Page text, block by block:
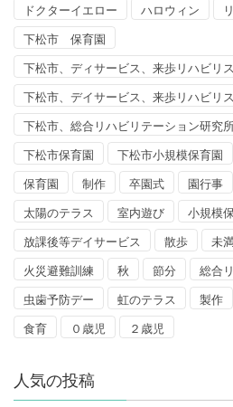
ドクターイエロー
ハロウィン
下松市 保育園
下松市、ディサービス、来歩リハビリ
下松市、デイサービス、来歩リハビリ
下松市、総合リハビリテーション研究
下松市保育園
下松市小規模保育園
保育園
制作 卒園式 園行事
太陽のテラス
室内遊び 小規模
放課後等デイサービス
散歩 未
火災避難訓練
秋 節分
総合
虫歯予防デー
虹のテラス 製作
食育
０歳児 ２歳児
人気の投稿